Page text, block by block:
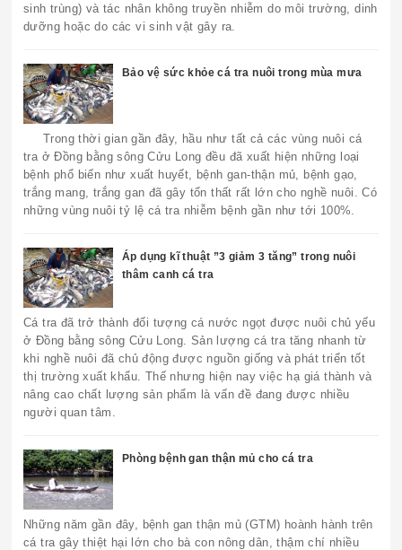
sinh trùng) và tác nhân không truyền nhiễm do môi trường, dinh
dưỡng hoặc do các vi sinh vật gây ra.
Bảo vệ sức khỏe cá tra nuôi trong mùa mưa
Trong thời gian gần đây, hầu như tất cả các vùng nuôi cá
tra ở Đồng bằng sông Cửu Long đều đã xuất hiện những loại
bệnh phổ biến như xuất huyết, bệnh gan-thận mủ, bệnh gạo,
trắng mang, trắng gan đã gây tổn thất rất lớn cho nghề nuôi. Có
những vùng nuôi tỷ lệ cá tra nhiễm bệnh gần như tới 100%.
Áp dụng kĩ thuật ”3 giảm 3 tăng” trong nuôi
thâm canh cá tra
Cá tra đã trở thành đối tượng cá nước ngọt được nuôi chủ yếu
ở Đồng bằng sông Cửu Long. Sản lượng cá tra tăng nhanh từ
khi nghề nuôi đã chủ động được nguồn giống và phát triển tốt
thị trường xuất khẩu. Thế nhưng hiện nay việc hạ giá thành và
nâng cao chất lượng sản phẩm là vấn đề đang được nhiều
người quan tâm.
Phòng bệnh gan thận mủ cho cá tra
Những năm gần đây, bệnh gan thận mủ (GTM) hoành hành trên
cá tra gây thiệt hại lớn cho bà con nông dân, thậm chí nhiều